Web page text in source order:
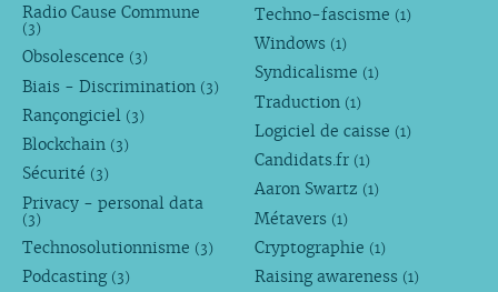
Radio Cause Commune
(3)
Obsolescence (3)
Biais - Discrimination (3)
Rançongiciel (3)
Blockchain (3)
Sécurité (3)
Privacy - personal data
(3)
Technosolutionnisme (3)
Podcasting (3)
Techno-fascisme (1)
Windows (1)
Syndicalisme (1)
Traduction (1)
Logiciel de caisse (1)
Candidats.fr (1)
Aaron Swartz (1)
Métavers (1)
Cryptographie (1)
Raising awareness (1)